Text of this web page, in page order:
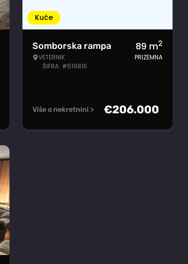
Kuće
Somborska rampa
VETERNIK
ŠIFRA: #519816
89 m2
PRIZEMNA
Više o nekretnini > €206.000